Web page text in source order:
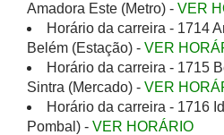
Amadora Este (Metro) - VER
Horário da carreira - 1714
Belém (Estação) - VER
Horário da carreira - 1715
Sintra (Mercado) - VER
Horário da carreira - 1716
Pombal) - VER HORÁRIO